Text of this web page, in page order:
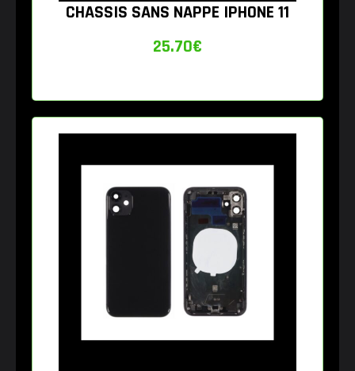
CHASSIS SANS NAPPE IPHONE 11
25.70€